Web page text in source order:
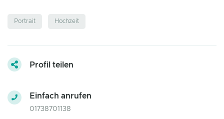
Portrait Hochzeit
Profil teilen
Einfach anrufen
01738701138